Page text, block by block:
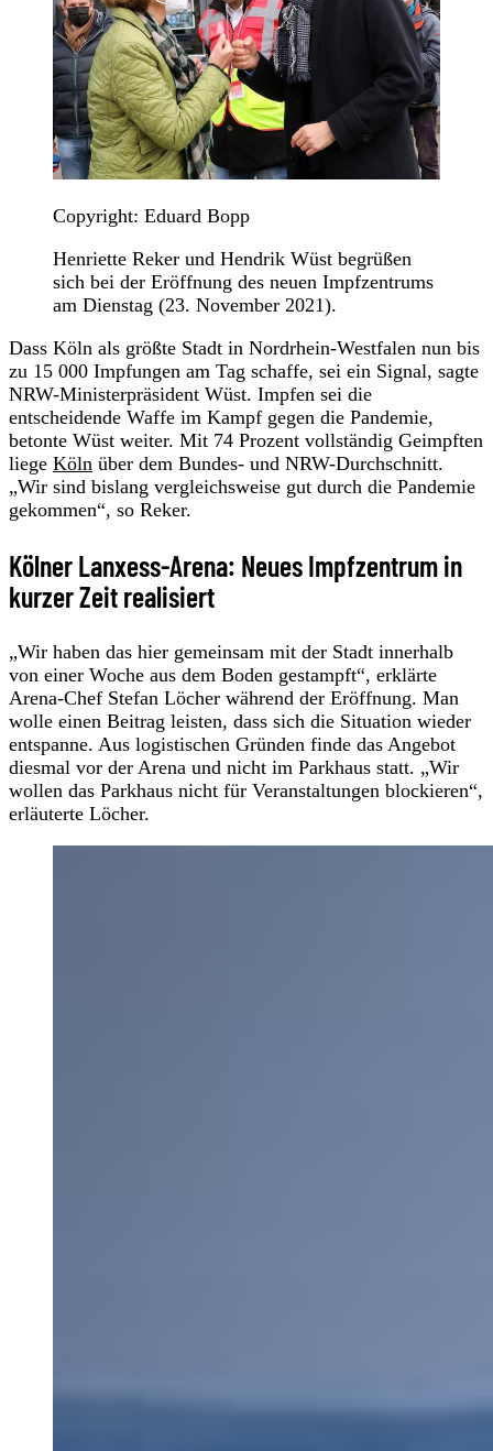
Copyright: Eduard Bopp
Henriette Reker und Hendrik Wüst begrüßen
sich bei der Eröffnung des neuen Impfzentrums
am Dienstag (23. November 2021).
Dass Köln als größte Stadt in Nordrhein-Westfalen nun bis
zu 15 000 Impfungen am Tag schaffe, sei ein Signal, sagte
NRW-Ministerpräsident Wüst. Impfen sei die
entscheidende Waffe im Kampf gegen die Pandemie,
betonte Wüst weiter. Mit 74 Prozent vollständig Geimpften
liege Köln über dem Bundes- und NRW-Durchschnitt.
„Wir sind bislang vergleichsweise gut durch die Pandemie
gekommen“, so Reker.
Kölner Lanxess-Arena: Neues Impfzentrum in
kurzer Zeit realisiert
„Wir haben das hier gemeinsam mit der Stadt innerhalb
von einer Woche aus dem Boden gestampft“, erklärte
Arena-Chef Stefan Löcher während der Eröffnung. Man
wolle einen Beitrag leisten, dass sich die Situation wieder
entspanne. Aus logistischen Gründen finde das Angebot
diesmal vor der Arena und nicht im Parkhaus statt. „Wir
wollen das Parkhaus nicht für Veranstaltungen blockieren“,
erläuterte Löcher.